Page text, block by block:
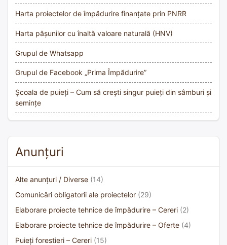
Harta proiectelor de împădurire finanțate prin PNRR
Harta pășunilor cu înaltă valoare naturală (HNV)
Grupul de Whatsapp
Grupul de Facebook „Prima Împădurire”
Școala de puieți – Cum să crești singur puieți din sâmburi și
semințe
Anunțuri
Alte anunțuri / Diverse (14)
Comunicări obligatorii ale proiectelor (29)
Elaborare proiecte tehnice de împădurire – Cereri (2)
Elaborare proiecte tehnice de împădurire – Oferte (4)
Puieți forestieri – Cereri (15)